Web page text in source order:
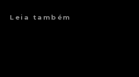
Leia também